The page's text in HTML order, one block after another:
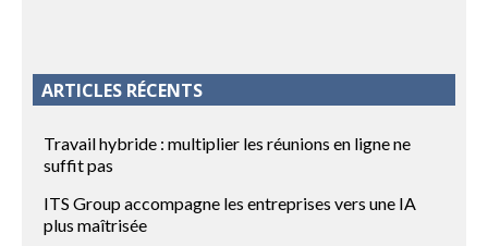
ARTICLES RÉCENTS
Travail hybride : multiplier les réunions en ligne ne
suffit pas
ITS Group accompagne les entreprises vers une IA
plus maîtrisée